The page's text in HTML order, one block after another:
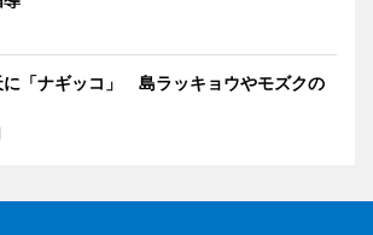
に「ナギッコ」 島ラッキョウやモズクの